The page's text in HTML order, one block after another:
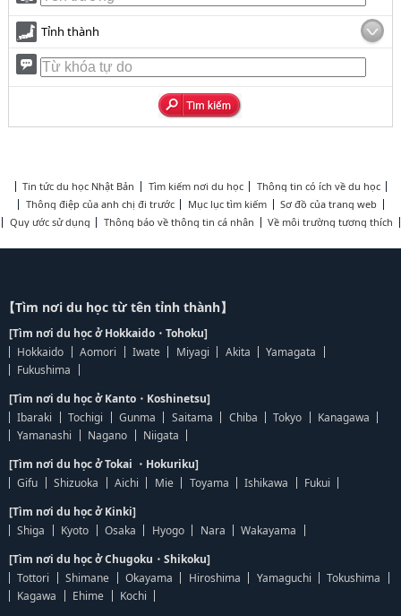
Tỉnh thành
Tin tức du học Nhật Bản Tìm kiếm nơi du học
Thông tin có ích về du học
Thông điệp của anh chị đi trước
Mục lục tìm kiếm
Sơ đồ của trang web
Quy ước sử dụng
Thông báo về thông tin cá nhân Về môi trường tương thích
【Tìm nơi du học từ tên tỉnh thành】
[Tìm nơi du học ở Hokkaido・Tohoku]
Hokkaido
Aomori Iwate Miyagi Akita
Yamagata
Fukushima
[Tìm nơi du học ở Kanto・Koshinetsu]
Ibaraki
Tochigi Gunma Saitama Chiba Tokyo
Kanagawa
Yamanashi
Nagano
Niigata
[Tìm nơi du học ở Tokai ・Hokuriku]
Gifu
Shizuoka Aichi Mie Toyama Ishikawa
Fukui
[Tìm nơi du học ở Kinki]
Shiga
Kyoto Osaka Hyogo Nara
Wakayama
[Tìm nơi du học ở Chugoku・Shikoku]
Tottori
Shimane Okayama Hiroshima Yamaguchi
Tokushima
Kagawa
Ehime
Kochi